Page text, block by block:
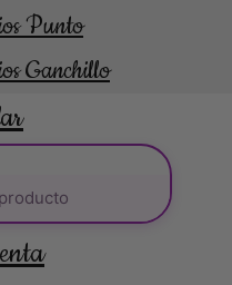
Punto
Ganchillo